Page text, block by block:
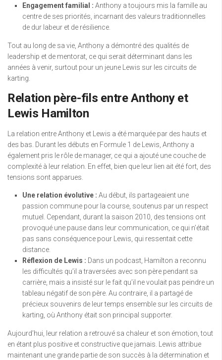
Engagement familial : Anthony a toujours mis la famille au
centre de ses priorités, incarnant des valeurs traditionnelles
de dur labeur et de résilience.
Tout au long de sa vie, Anthony a démontré des qualités de
leadership et de mentorat, ce qui serait déterminant dans les
années à venir, surtout pour un jeune Lewis sur les circuits de
karting.
Relation père-fils entre Anthony et
Lewis Hamilton
La relation entre Anthony et Lewis a été marquée par des hauts et
des bas. Durant les débuts en Formule 1 de Lewis, Anthony a
également pris le rôle de manager, ce qui a ajouté une couche de
complexité à leur relation. En effet, bien que leur lien ait été fort, des
tensions sont apparues.
Une relation évolutive : Au début, ils partageaient une
passion commune pour la course, soutenus par un respect
mutuel. Cependant, durant la saison 2010, des tensions ont
provoqué une pause dans leur communication, ce qui n’était
pas sans conséquence pour Lewis, qui ressentait cette
distance.
Réflexion de Lewis : Dans un podcast, Hamilton a reconnu
les difficultés qu’il a traversées avec son père pendant sa
carrière, mais a insisté sur le fait qu’il ne voulait pas peindre un
tableau négatif de son père. Au contraire, il a partagé de
précieux souvenirs de leur temps ensemble sur les circuits de
karting, où Anthony était son principal supporter.
Aujourd’hui, leur relation a retrouvé sa chaleur et son émotion, tout
en étant plus positive et constructive que jamais. Lewis attribue
maintenant une grande partie de son succès à la détermination et